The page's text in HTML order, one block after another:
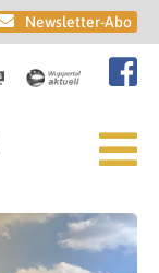
Newsletter-Abo